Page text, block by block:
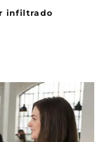
infiltrado